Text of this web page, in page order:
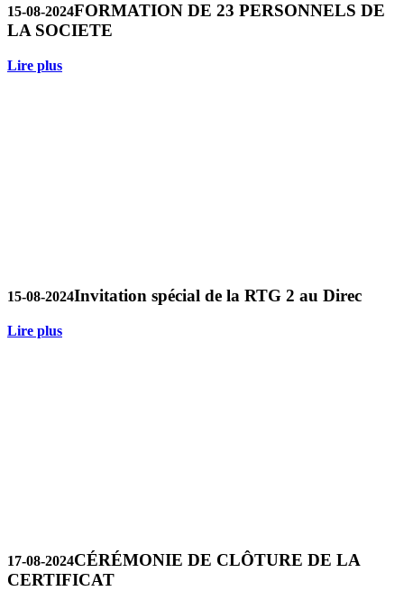
15-08-2024FORMATION DE 23 PERSONNELS DE
LA SOCIETE
Lire plus
15-08-2024Invitation spécial de la RTG 2 au Direc
Lire plus
17-08-2024CÉRÉMONIE DE CLÔTURE DE LA
CERTIFICAT